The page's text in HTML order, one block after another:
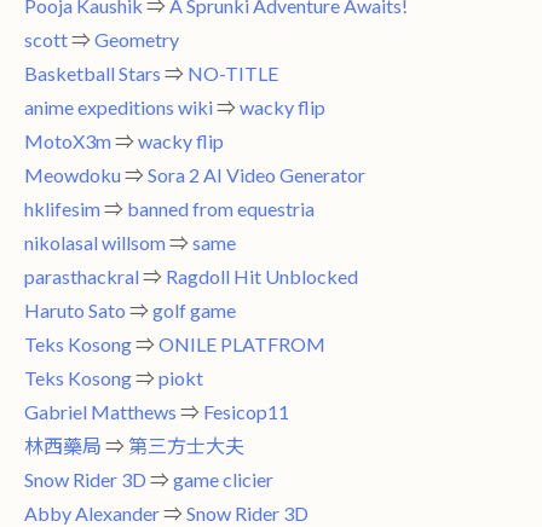
Pooja Kaushik ⇒ A Sprunki Adventure Awaits!
scott⇒ Geometry
Basketball Stars ⇒ NO-TITLE
anime expeditions wiki⇒ wacky flip
MotoX3m⇒ wacky flip
Meowdoku⇒ Sora 2 AI Video Generator
hklifesim⇒ banned from equestria
nikolasal willsom⇒ same
parasthackral⇒ Ragdoll Hit Unblocked
Haruto Sato ⇒ golf game
Teks Kosong⇒ ONILE PLATFROM
Teks Kosong⇒ piokt
Gabriel Matthews ⇒ Fesicop11
林西藥局 ⇒ 第三方士大夫
Snow Rider 3D ⇒ game clicier
Abby Alexander⇒ Snow Rider 3D